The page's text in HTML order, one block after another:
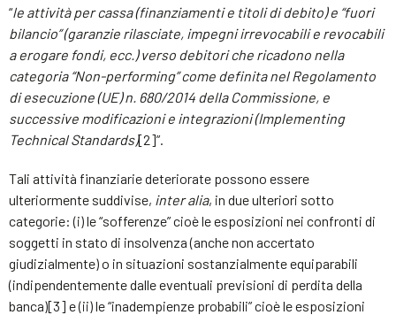
“le attività per cassa (finanziamenti e titoli di debito) e “fuori
bilancio” (garanzie rilasciate, impegni irrevocabili e revocabili
a erogare fondi, ecc.) verso debitori che ricadono nella
categoria “Non-performing” come definita nel Regolamento
di esecuzione (UE) n. 680/2014 della Commissione, e
successive modificazioni e integrazioni (Implementing
Technical Standards)[2]”.
Tali attività finanziarie deteriorate possono essere
ulteriormente suddivise, inter alia, in due ulteriori sotto
categorie: (i) le “sofferenze” cioè le esposizioni nei confronti di
soggetti in stato di insolvenza (anche non accertato
giudizialmente) o in situazioni sostanzialmente equiparabili
(indipendentemente dalle eventuali previsioni di perdita della
banca)[3] e (ii) le “inadempienze probabili” cioè le esposizioni